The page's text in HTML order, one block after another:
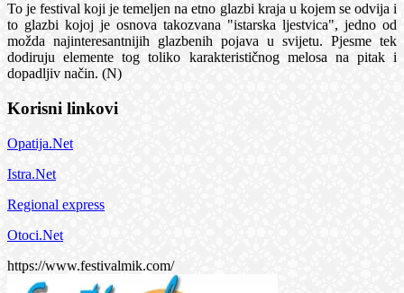
To je festival koji je temeljen na etno glazbi kraja u kojem se odvija i
to glazbi kojoj je osnova takozvana "istarska ljestvica", jedno od
možda najinteresantnijih glazbenih pojava u svijetu. Pjesme tek
dodiruju elemente tog toliko karakterističnog melosa na pitak i
dopadljiv način. (N)
Korisni linkovi
Opatija.Net
Istra.Net
Regional express
Otoci.Net
https://www.festivalmik.com/